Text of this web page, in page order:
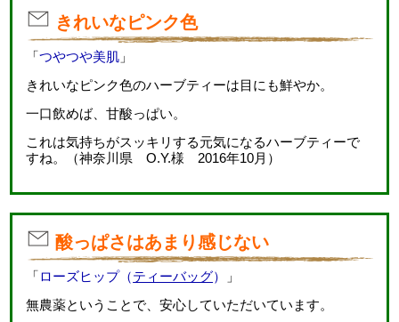
きれいなピンク色
「つやつや美肌 」
きれいなピンク色のハーブティーは目にも鮮やか。
一口飲めば、甘酸っぱい。
これは気持ちがスッキリする元気になるハーブティーで
すね。（神奈川県 O.Y.様 2016年10月）
酸っぱさはあまり感じない
「ローズヒップ（ティーバッグ）
」
無農薬ということで、安心していただいています。